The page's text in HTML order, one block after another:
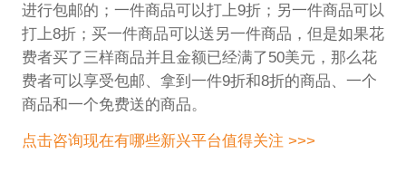
进行包邮的；一件商品可以打上9折；另一件商品可以
打上8折；买一件商品可以送另一件商品，但是如果花
费者买了三样商品并且金额已经满了50美元，那么花
费者可以享受包邮、拿到一件9折和8折的商品、一个
商品和一个免费送的商品。
点击咨询现在有哪些新兴平台值得关注 >>>